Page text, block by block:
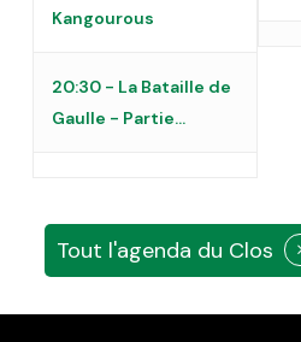
Kangourous
20:30 - La Bataille de
Gaulle - Partie...
Tout l'agenda du Clos